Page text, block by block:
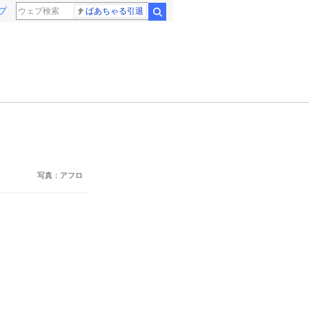
ばあちゃる引退
写真：アフロ